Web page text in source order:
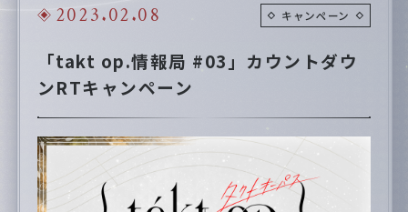
Introduction
System
Character
Products
Gallery
Special
2023.02.08 キャンペーン
「takt op.情報局 #03」カウントダウ
ンRTキャンペーン